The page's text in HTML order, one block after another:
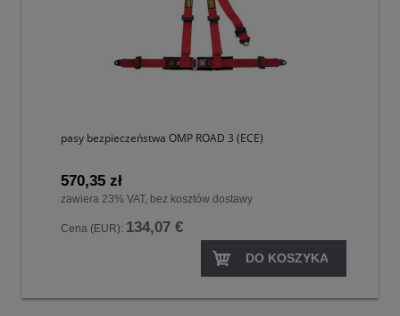
pasy bezpieczeństwa OMP ROAD 3 (ECE)
570,35 zł
zawiera 23% VAT, bez kosztów dostawy
Cena (EUR): 134,07 €
DO KOSZYKA